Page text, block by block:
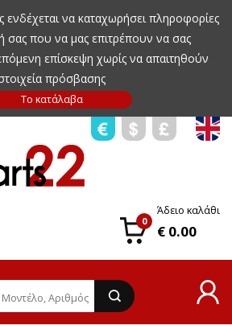
ενδέχεται να καταχωρήσει πληροφορίες
σας που να μας επιτρέπουν να σας
επίσκεψη χωρίς να απαιτηθούν
πρόσβασης
0
Άδειο καλάθι
€ 0.00